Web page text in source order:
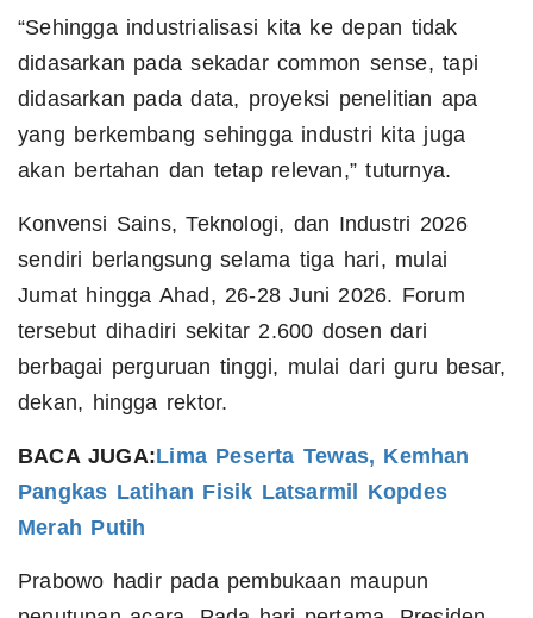
“Sehingga industrialisasi kita ke depan tidak
didasarkan pada sekadar common sense, tapi
didasarkan pada data, proyeksi penelitian apa
yang berkembang sehingga industri kita juga
akan bertahan dan tetap relevan,” tuturnya.
Konvensi Sains, Teknologi, dan Industri 2026
sendiri berlangsung selama tiga hari, mulai
Jumat hingga Ahad, 26-28 Juni 2026. Forum
tersebut dihadiri sekitar 2.600 dosen dari
berbagai perguruan tinggi, mulai dari guru besar,
dekan, hingga rektor.
BACA JUGA:Lima Peserta Tewas, Kemhan
Pangkas Latihan Fisik Latsarmil Kopdes
Merah Putih
Prabowo hadir pada pembukaan maupun